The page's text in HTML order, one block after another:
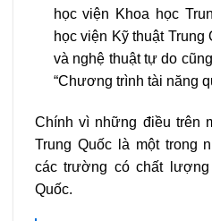
học viện Khoa học
học viện Kỹ thuật
và nghệ thuật tự do
“Chương trình tài năng
Chính vì những điều trên
Trung Quốc là một trong
các trường có chất
Quốc.